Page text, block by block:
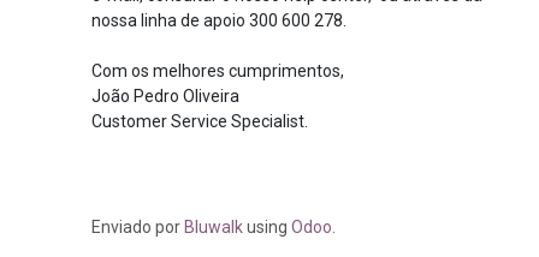
nossa linha de apoio 300 600 278.
Com os melhores cumprimentos,
João Pedro Oliveira
Customer Service Specialist.
Enviado por Bluwalkusing Odoo